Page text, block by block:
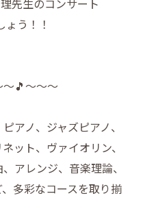
先生のコンサート
う！！
🎵〜〜〜
アノ、ジャズピアノ、
ット、ヴァイオリン、
アレンジ、音楽理論、
多彩なコースを取り揃